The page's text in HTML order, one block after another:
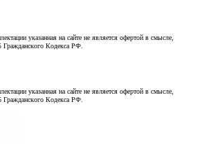
указанная на сайте не является офертой в смысле,
Гражданского Кодекса РФ.
указанная на сайте не является офертой в смысле,
Гражданского Кодекса РФ.